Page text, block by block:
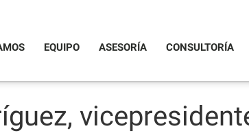
EQUIPO ASESORÍA CONSULTORÍA